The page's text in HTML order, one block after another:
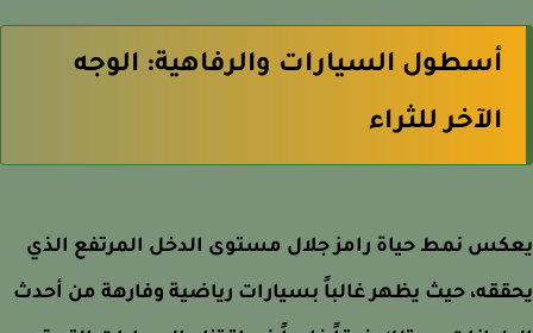
أسطول السيارات والرفاهية: الوجه
الآخر للثراء
نمط حياة رامز جلال مستوى الدخل المرتفع الذي
حيث يظهر غالباً بسيارات رياضية وفارهة من أحدث